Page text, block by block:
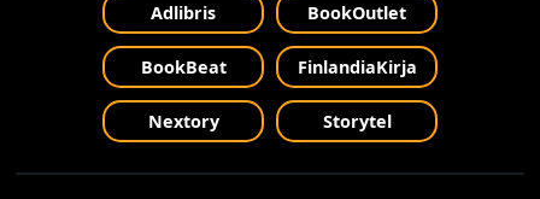
Adlibris BookOutlet
BookBeat FinlandiaKirja
Nextory Storytel